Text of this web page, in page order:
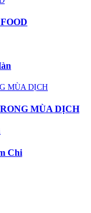
MÙA DỊCH
Chi